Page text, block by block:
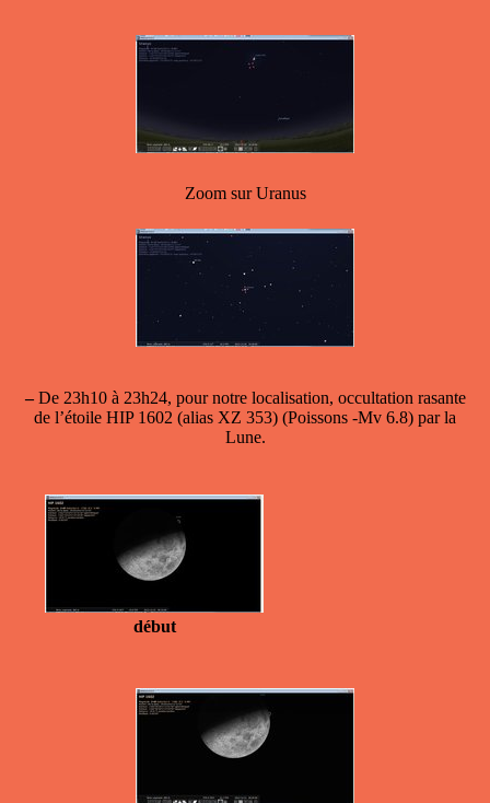
Zoom sur Uranus
–De 23h10 à 23h24, pour notre localisation, occultation rasante
de l’étoile HIP 1602 (alias XZ 353) (Poissons -Mv 6.8) par la
Lune.
début